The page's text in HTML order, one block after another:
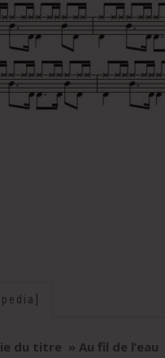
du titre » Au fil de l’eau